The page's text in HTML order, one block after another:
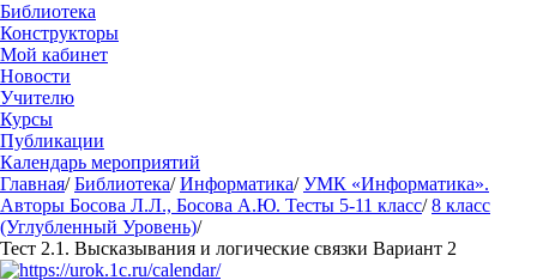
Библиотека
Конструкторы
Мой кабинет
Новости
Учителю
Курсы
Публикации
Календарь мероприятий
Главная/ Библиотека/ Информатика/ УМК «Информатика».
Авторы Босова Л.Л., Босова А.Ю. Тесты 5-11 класс/ 8 класс
(Углубленный Уровень)/
Тест 2.1. Высказывания и логические связки Вариант 2